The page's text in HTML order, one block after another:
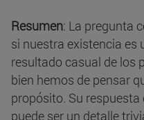
Resumen: La pregunta
si nuestra existencia es
resultado casual de los
bien hemos de pensar
propósito. Su
puede ser un detalle